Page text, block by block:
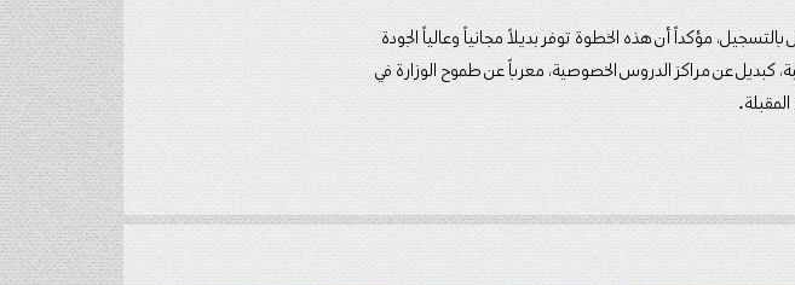
مؤكداً أن هذه الخطوة توفر بديلاً مجانياً وعالياً الجودة
كبديل عن مراكز الدروس الخصوصية، معرباً عن طموح الوزارة في